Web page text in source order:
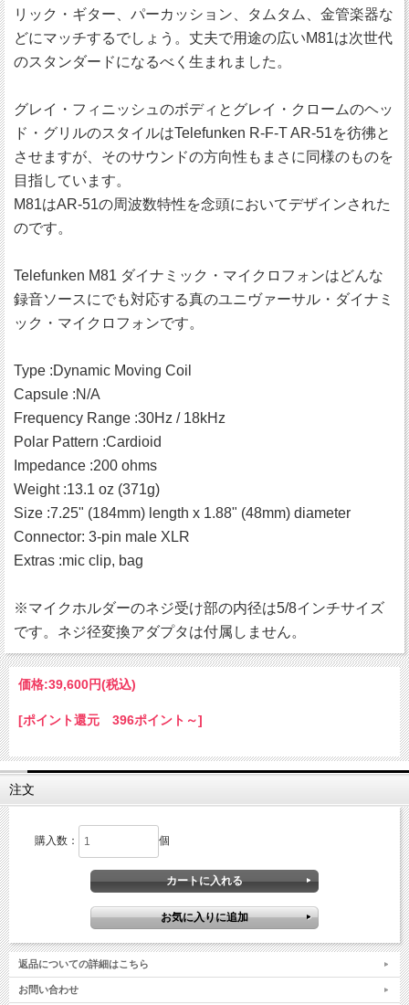
リック・ギター、パーカッション、タムタム、金管楽器な
どにマッチするでしょう。丈夫で用途の広いM81は次世代
のスタンダードになるべく生まれました。
グレイ・フィニッシュのボディとグレイ・クロームのヘッ
ド・グリルのスタイルはTelefunken R-F-T AR-51を彷彿と
させますが、そのサウンドの方向性もまさに同様のものを
目指しています。
M81はAR-51の周波数特性を念頭においてデザインされた
のです。
Telefunken M81 ダイナミック・マイクロフォンはどんな
録音ソースにでも対応する真のユニヴァーサル・ダイナミ
ック・マイクロフォンです。
Type :Dynamic Moving Coil
Capsule :N/A
Frequency Range :30Hz / 18kHz
Polar Pattern :Cardioid
Impedance :200 ohms
Weight :13.1 oz (371g)
Size :7.25" (184mm) length x 1.88" (48mm) diameter
Connector: 3-pin male XLR
Extras :mic clip, bag
※マイクホルダーのネジ受け部の内径は5/8インチサイズ
です。ネジ径変換アダプタは付属しません。
価格:39,600円(税込)
[ポイント還元 396ポイント～]
注文
購入数： 個
返品についての詳細はこちら
お問い合わせ